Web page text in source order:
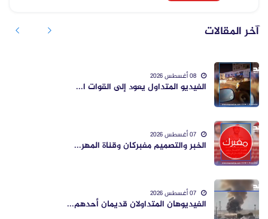
آخر المقالات
الفيديو المتداول يعود إلى القوات ا...
الخبر والتصميم مفبركان وقناة المهر...
الفيديوهان المتداولان قديمان أحدهم...